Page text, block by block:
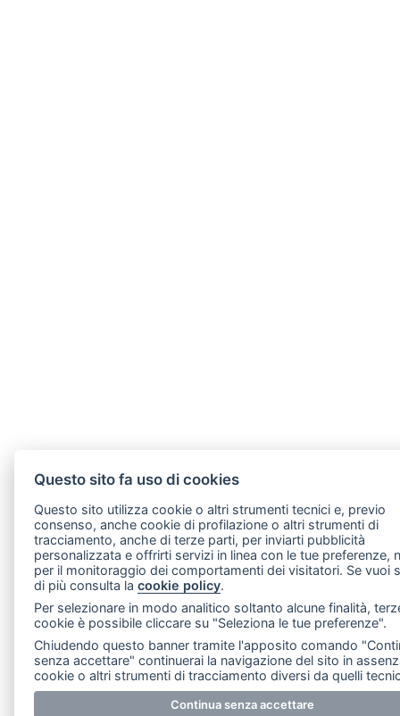
Questo sito fa uso di cookies
Questo sito utilizza cookie o altri strumenti tecnici e, previo
consenso, anche cookie di profilazione o altri strumenti di
tracciamento, anche di terze parti, per inviarti pubblicità
personalizzata e offrirti servizi in linea con le tue preferenze,
per il monitoraggio dei comportamenti dei visitatori. Se vuoi
di più consulta lacookie policy.
Per selezionare in modo analitico soltanto alcune finalità,
cookie è possibile cliccare su "Seleziona le tue preferenze".
Chiudendo questo banner tramite l'apposito comando
senza accettare" continuerai la navigazione del sito in
cookie o altri strumenti di tracciamento diversi da quelli
Continua senza accettare